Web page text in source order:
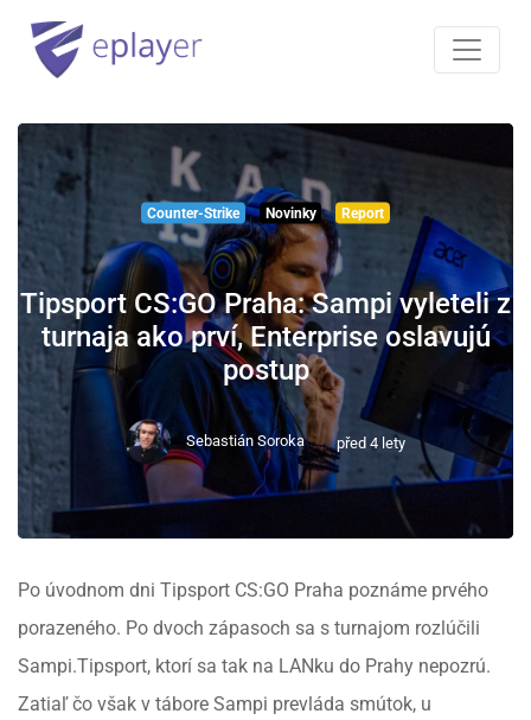
Counter-Strike Novinky Report
Tipsport CS:GO Praha: Sampi vyleteli z
turnaja ako prví, Enterprise oslavujú
postup
Sebastián Soroka před 4 lety
Po úvodnom dni Tipsport CS:GO Praha poznáme prvého
porazeného. Po dvoch zápasoch sa s turnajom rozlúčili
Sampi.Tipsport, ktorí sa tak na LANku do Prahy nepozrú.
Zatiaľ čo však v tábore Sampi prevláda smútok, u